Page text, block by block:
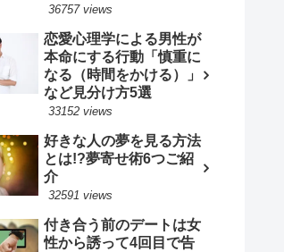
36757 views
恋愛心理学による男性が
本命にする行動「慎重に
なる（時間をかける）」
など見分け方5選
33152 views
好きな人の夢を見る方法
とは!?夢寄せ術6つご紹
介
32591 views
付き合う前のデートは女
性から誘って4回目で告